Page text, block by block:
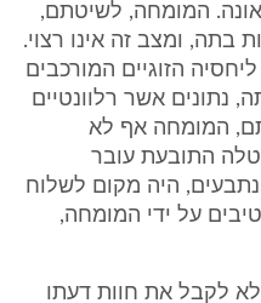
המומחה, לשיטתם,
בתה, ומצב זה אינו רצוי.
הזוגיים המורכבים
נתונים אשר רלוונטיים
המומחה אף לא
התובעת עובר
היה מקום לשלוח
על ידי המומחה,
שלא לקבל את חוות דעתו